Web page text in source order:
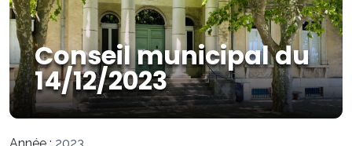
Conseil municipal du
14/12/2023